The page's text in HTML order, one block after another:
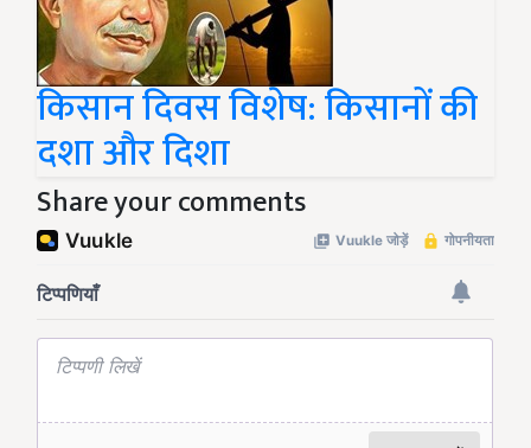
किसान दिवस विशेष: किसानों की
दशा और दिशा
Share your comments